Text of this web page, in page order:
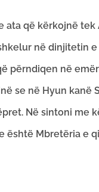
ata që kërkojnë
në dinjitetin
përndiqen në
se në Hyun kanë
Në sintoni me
Mbretëria e